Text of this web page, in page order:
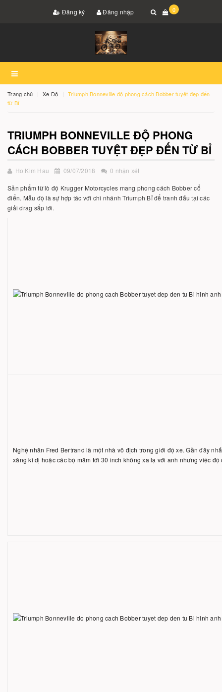
Đăng ký Đăng nhập 0
Trang chủ Xe Độ
Triumph Bonneville độ phong cách Bobber tuyệt đẹp đến
từ Bỉ
TRIUMPH BONNEVILLE ĐỘ PHONG
CÁCH BOBBER TUYỆT ĐẸP ĐẾN TỪ BỈ
Ho Kim Hau 09/07/2018 0 nhận xét
Sản phẩm từ lò độ Krugger Motorcycles mang phong cách Bobber cổ
điển. Mẫu độ là sự hợp tác với chi nhánh Triumph Bỉ để tranh đấu tại các
giải drag sắp tới.
Nghệ nhân Fred Bertrand là một nhà vô địch trong giới độ xe. Gần đây
xăng kì dị hoặc các bộ mâm tới 30 inch không xa lạ với anh nhưng việc